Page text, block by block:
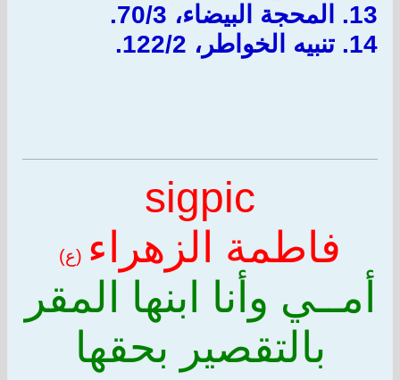
13.
المحجة البيضاء، 70/3.
14. تنبيه الخواطر، 122/2.
sigpic
فاطمة الزهراء (ع)
أمــي وأنا ابنها المقر
بالتقصير بحقها